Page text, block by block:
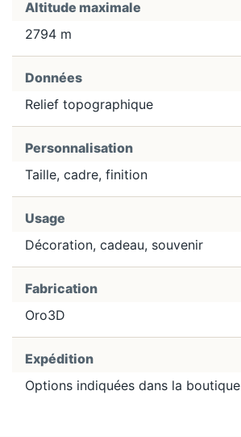
Altitude maximale
2794 m
Données
Relief topographique
Personnalisation
Taille, cadre, finition
Usage
Décoration, cadeau, souvenir
Fabrication
Oro3D
Expédition
Options indiquées dans la boutique